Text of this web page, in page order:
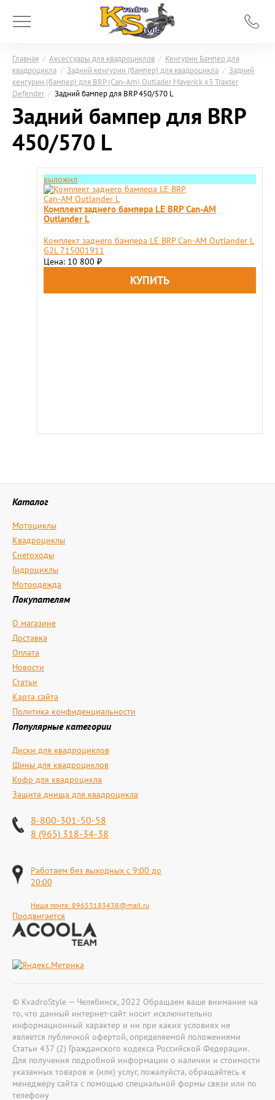
Главная / Аксессуары для квадроциклов / Кенгурин Бампер для
квадроцикла / Задний кенгурин (бампер) для квадроцикла / Задний
кенгурин (бампер) для BRP (Can-Am) Outlader Maverick x3 Traxter
Defender / Задний бампер для BRP 450/570 L
Задний бампер для BRP
450/570 L
выложил
Комплект заднего бампера LE BRP Can-AM
Outlander L
Комплект заднего бампера LE BRP Can-AM Outlander L
G2L 715001911
Цена: 10 800 ₽
Каталог
Мотоциклы
Квадроциклы
Снегоходы
Гидроциклы
Мотоодежда
Покупателям
О магазине
Доставка
Оплата
Новости
Статьи
Карта сайта
Политика конфиденциальности
Популярные категории
Диски для квадроциклов
Шины для квадроциклов
Кофр для квадроцикла
Защита днища для квадроцикла
8-800-301-50-58
8 (965) 318-34-38
Работаем без выходных с 9:00 до
20:00
Наша почта: 89653183438@mail.ru
Продвигается
© KvadroStyle — Челябинск, 2022 Обращаем ваше внимание на
то, что данный интернет-сайт носит исключительно
информационный характер и ни при каких условиях не
является публичной офертой, определяемой положениями
Статьи 437 (2) Гражданского кодекса Российской Федерации.
Для получения подробной информации о наличии и стоимости
указанных товаров и (или) услуг, пожалуйста, обращайтесь к
менеджеру сайта с помощью специальной формы связи или по
телефону